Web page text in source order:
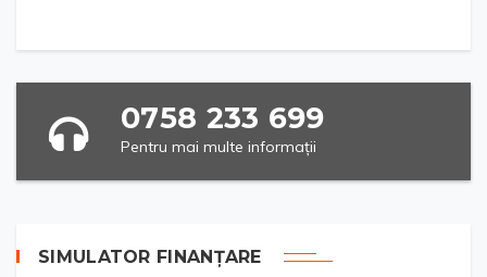
0758 233 699
Pentru mai multe informații
SIMULATOR FINANȚARE